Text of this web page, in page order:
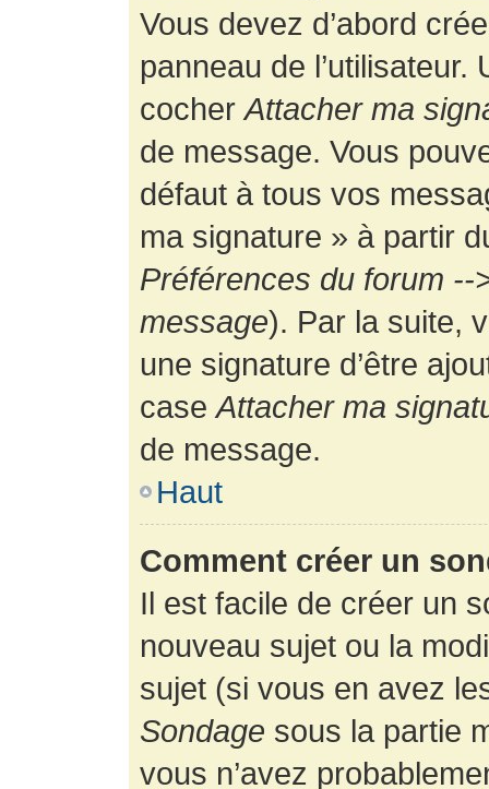
Vous devez d’abord
panneau de
cocherAttacher ma
de message. Vous
défaut à tous vos
ma signature » à partir
Préférences du forum
message). Par la suite,
une signature d’être
caseAttacher ma
de message.
Haut
Comment créer un
Il est facile de créer un
nouveau sujet ou la
sujet (si vous en avez
Sondage sous la partie
vous n’avez